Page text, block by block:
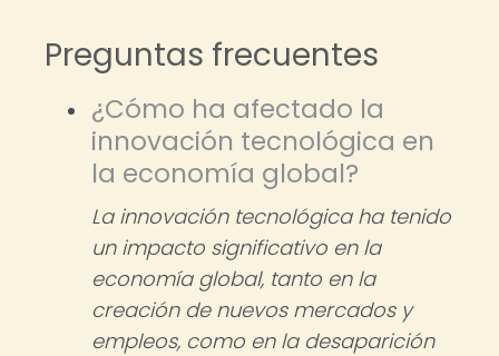
Preguntas frecuentes
¿Cómo ha afectado la
innovación tecnológica en
la economía global?
La innovación tecnológica ha tenido
un impacto significativo en la
economía global, tanto en la
creación de nuevos mercados y
empleos, como en la desaparición